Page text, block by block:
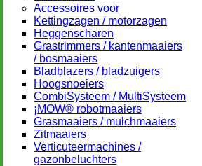
Accessoires voor
Kettingzagen / motorzagen
Heggenscharen
Grastrimmers / kantenmaaiers
/ bosmaaiers
Bladblazers / bladzuigers
Hoogsnoeiers
CombiSysteem / MultiSysteem
¡MOW® robotmaaiers
Grasmaaiers / mulchmaaiers
Zitmaaiers
Verticuteermachines /
gazonbeluchters